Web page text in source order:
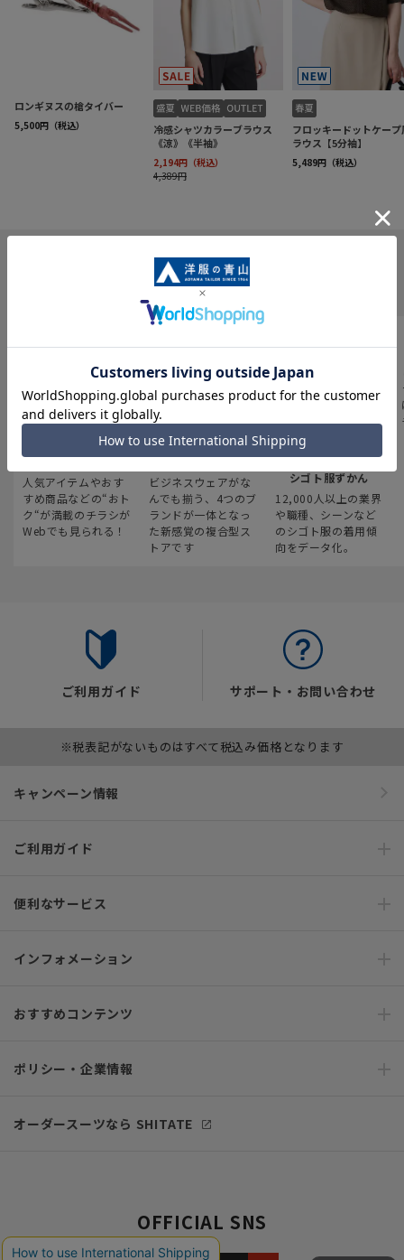
INFORMATION
最新のお買い得情報
人気アイテムやおす
すめ商品などの“おト
ク“が満載のチラシが
Webでも見られる！
スーツスクエア
ビジネスウェアがな
んでも揃う、4つのブ
ランドが一体となっ
た新感覚の複合型ス
トアです
みんなの
シゴト服ずかん
12,000人以上の業界
や職種、シーンなど
のシゴト服の着用傾
向をデータ化。
ご利用ガイド サポート・お問い合わせ
※税表記がないものはすべて税込み価格となります
キャンペーン情報
ご利用ガイド
便利なサービス
インフォメーション
おすすめコンテンツ
ポリシー・企業情報
オーダースーツなら SHITATE
OFFICIAL SNS